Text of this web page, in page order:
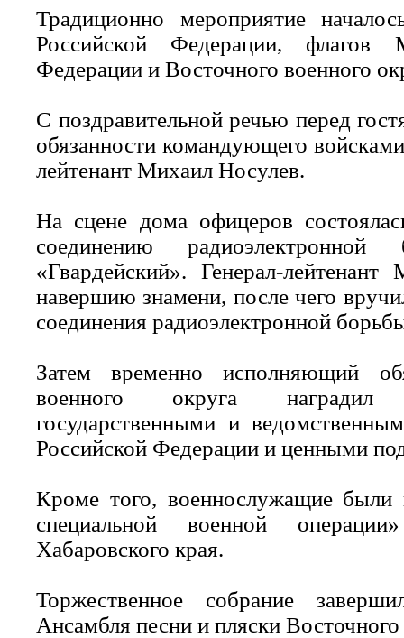
Традиционно мероприятие
Российской Федерации, флагов
Федерации и Восточного военного
С поздравительной речью перед
обязанности командующего
лейтенант Михаил Носулев.
На сцене дома офицеров
соединению
«Гвардейский». Генерал-
навершию знамени, после чего
соединения радиоэлектронной
Затем временно исполняющий
военного округа наградил
государственными и
Российской Федерации и ценными
Кроме того, военнослужащие были
специальной военной
Хабаровского края.
Торжественное собрание
Ансамбля песни и пляски Восточного